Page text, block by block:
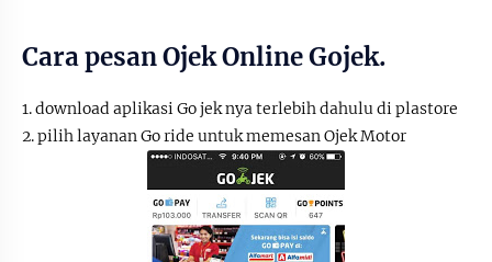
Cara pesan Ojek Online Gojek.
1. download aplikasi Go jek nya terlebih dahulu di plastore
2. pilih layanan Go ride untuk memesan Ojek Motor